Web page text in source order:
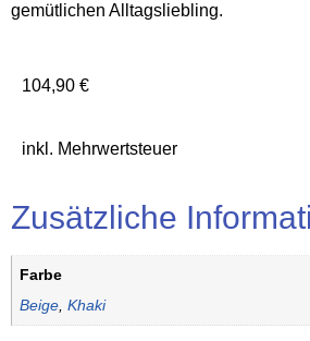
gemütlichen Alltagsliebling.
104,90 €
inkl. Mehrwertsteuer
Zusätzliche
Farbe
Beige ,Khaki